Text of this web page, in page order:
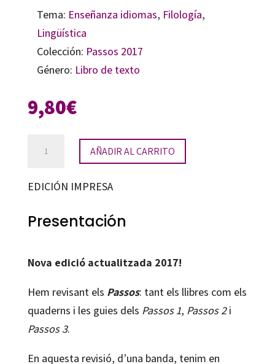
Tema: Enseñanza idiomas, Filología,
Lingüística
Colección: Passos 2017
Género: Libro de texto
9,80€
Quadern
Intermedi
AÑADIR AL CARRITO
EDICIÓN IMPRESA
Presentación
Nova edició actualitzada 2017!
Hem revisant els Passos: tant els llibres com els
quaderns i les guies dels Passos 1, Passos 2i
Passos 3.
En aquesta revisió, d’una banda, tenim en